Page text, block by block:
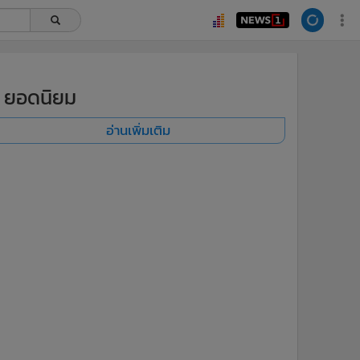
ยอดนิยม
อ่านเพิ่มเติม